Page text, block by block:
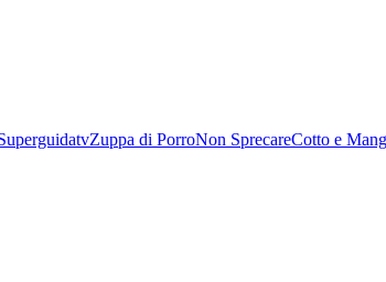
Zuppa di PorroNon SprecareCotto e